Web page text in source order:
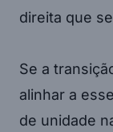
direita que
Se a
alinhar a
de unidade